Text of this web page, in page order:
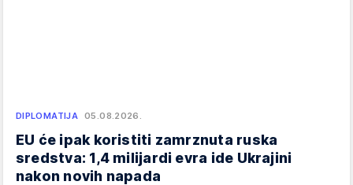
DIPLOMATIJA 05.08.2026.
EU će ipak koristiti zamrznuta ruska
sredstva: 1,4 milijardi evra ide Ukrajini
nakon novih napada